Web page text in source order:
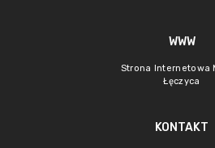
WWW
Strona Internetowa
Łęczyca
KONTAKT